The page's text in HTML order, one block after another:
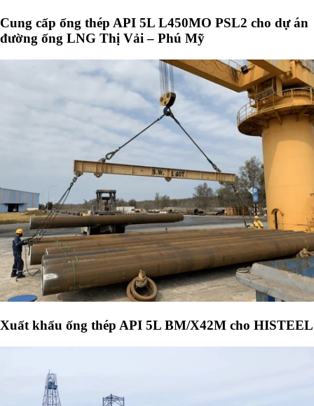
Cung cấp ống thép API 5L L450MO PSL2 cho dự án
đường ống LNG Thị Vải – Phú Mỹ
Xuất khẩu ống thép API 5L BM/X42M cho HISTEEL